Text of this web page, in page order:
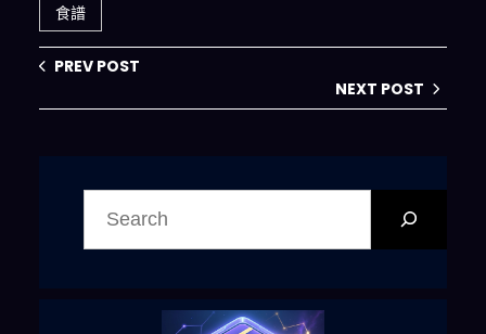
食譜
PREV POST
NEXT POST